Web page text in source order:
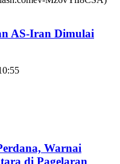
AS-Iran Dimulai
Warnai
di Pagelaran